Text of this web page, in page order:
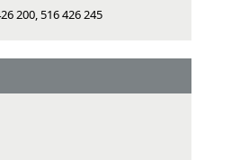
200, 516 426 245